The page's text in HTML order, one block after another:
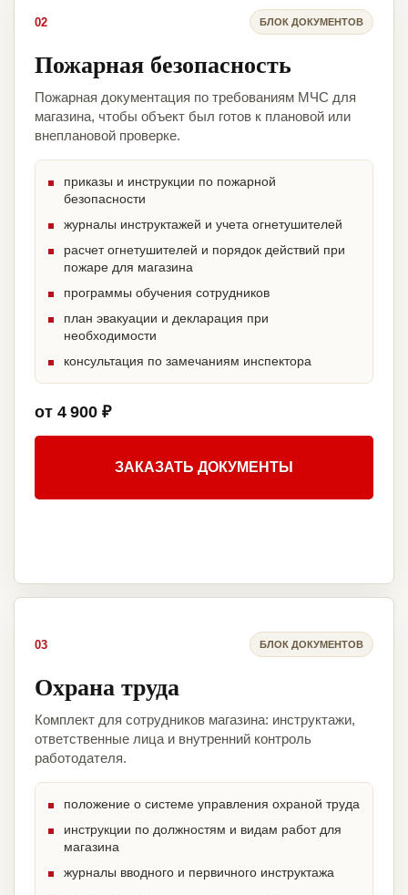
02 БЛОК ДОКУМЕНТОВ
Пожарная безопасность
Пожарная документация по требованиям МЧС для
магазина, чтобы объект был готов к плановой или
внеплановой проверке.
приказы и инструкции по пожарной
безопасности
журналы инструктажей и учета огнетушителей
расчет огнетушителей и порядок действий при
пожаре для магазина
программы обучения сотрудников
план эвакуации и декларация при
необходимости
консультация по замечаниям инспектора
от 4 900 ₽
ЗАКАЗАТЬ ДОКУМЕНТЫ
03 БЛОК ДОКУМЕНТОВ
Охрана труда
Комплект для сотрудников магазина: инструктажи,
ответственные лица и внутренний контроль
работодателя.
положение о системе управления охраной труда
инструкции по должностям и видам работ для
магазина
журналы вводного и первичного инструктажа